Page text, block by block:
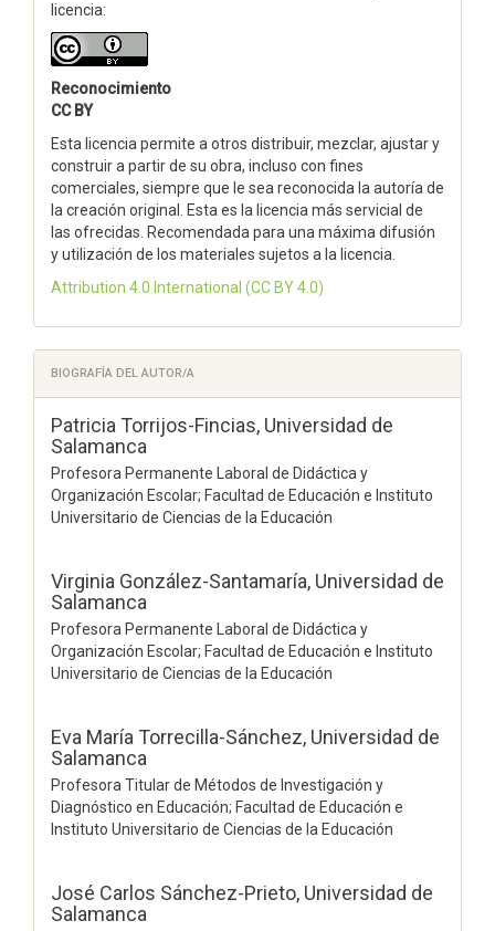
licencia:
Reconocimiento
CC BY
Esta licencia permite a otros distribuir, mezclar, ajustar y
construir a partir de su obra, incluso con fines
comerciales, siempre que le sea reconocida la autoría de
la creación original. Esta es la licencia más servicial de
las ofrecidas. Recomendada para una máxima difusión
y utilización de los materiales sujetos a la licencia.
Attribution 4.0 International (CC BY 4.0)
BIOGRAFÍA DEL AUTOR/A
Patricia Torrijos-Fincias, Universidad de
Salamanca
Profesora Permanente Laboral de Didáctica y
Organización Escolar; Facultad de Educación e Instituto
Universitario de Ciencias de la Educación
Virginia González-Santamaría, Universidad de
Salamanca
Profesora Permanente Laboral de Didáctica y
Organización Escolar; Facultad de Educación e Instituto
Universitario de Ciencias de la Educación
Eva María Torrecilla-Sánchez, Universidad de
Salamanca
Profesora Titular de Métodos de Investigación y
Diagnóstico en Educación; Facultad de Educación e
Instituto Universitario de Ciencias de la Educación
José Carlos Sánchez-Prieto, Universidad de
Salamanca